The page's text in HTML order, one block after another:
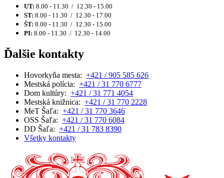
UT: 8.00 - 11.30 / 12.30 - 15.00
ST: 8.00 - 11.30 / 12.30 - 17.00
ŠT: 8.00 - 11.30 / 12.30 - 15.00
PI: 8.00 - 11.30 / 12.30 - 14.00
Ďalšie kontakty
Hovorkyňa mesta: +421 / 905 585 626
Mestská polícia: +421 / 31 770 6777
Dom kultúry: +421 / 31 771 4054
Mestská knižnica: +421 / 31 770 2228
MeT Šaľa: +421 / 31 770 3646
OSS Šaľa: +421 / 31 770 6084
DD Šaľa: +421 / 31 783 8390
Všetky kontakty